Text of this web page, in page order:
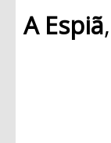
A Espiã,